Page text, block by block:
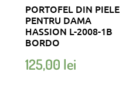
PORTOFEL DIN PIELE
PENTRU DAMA
HASSION L-2008-1B
BORDO
125,00 lei